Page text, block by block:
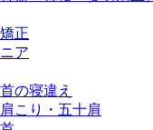
正
ア
の寝違え
こり・五十肩